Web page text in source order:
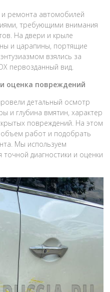
и ремонта автомобилей
требующими внимания
На двери и крыле
и царапины, портящие
взялись за
первозданный вид.
оценка повреждений
детальный осмотр
и глубина вмятин, характер
повреждений. На этом
работ и подобрать
Мы используем
диагностики и оценки